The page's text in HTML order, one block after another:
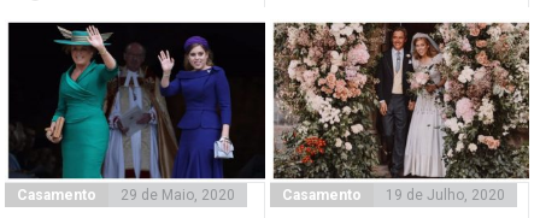
Casamento 29 de Maio, 2020 Casamento 19 de Julho, 2020